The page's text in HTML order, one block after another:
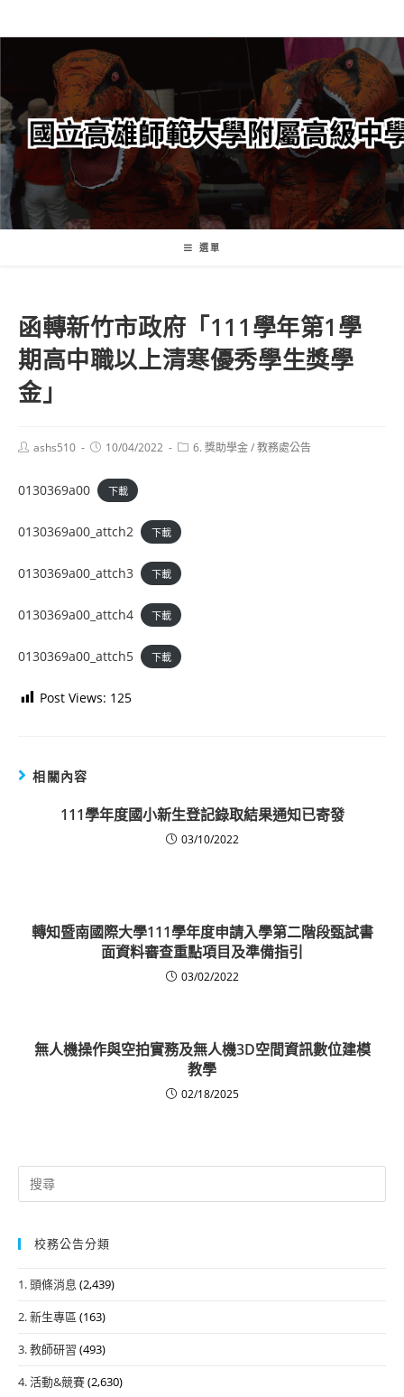
轉
要
內
容
選單
函轉新竹市政府「111學年第1學
期高中職以上清寒優秀學生獎學
金」
Postashs510
Post10/04/2022
Post6. 獎助學金/教務處公告
0130369a00 下載
0130369a00_attch2 下載
0130369a00_attch3 下載
0130369a00_attch4 下載
0130369a00_attch5 下載
Post Views: 125
相關內容
111學年度國小新生登記錄取結果通知已寄發
03/10/2022
轉知暨南國際大學111學年度申請入學第二階段甄試書
面資料審查重點項目及準備指引
03/02/2022
無人機操作與空拍實務及無人機3D空間資訊數位建模
教學
02/18/2025
Search
for:
校務公告分類
1. 頭條消息 (2,439)
2. 新生專區 (163)
3. 教師研習 (493)
4. 活動&競賽(2,630)